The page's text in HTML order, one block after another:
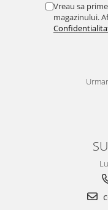
Corpuri de iluminat
Lampi solare
Lumina de crestere
Accesorii aparatele de
Vreau sa
magazinului.